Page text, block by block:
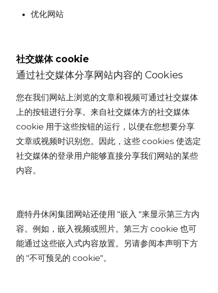
优化网站
社交媒体 cookie
通过社交媒体分享网站内容的 Cookies
您在我们网站上浏览的文章和视频可通过社交媒体
上的按钮进行分享。来自社交媒体方的社交媒体
cookie 用于这些按钮的运行，以便在您想要分享
文章或视频时识别您。因此，这些 cookies 使选定
社交媒体的登录用户能够直接分享我们网站的某些
内容。
鹿特丹休闲集团网站还使用 "嵌入 "来显示第三方内
容。例如，嵌入视频或照片。第三方 cookie 也可
能通过这些嵌入式内容放置。另请参阅本声明下方
的 "不可预见的 cookie"。